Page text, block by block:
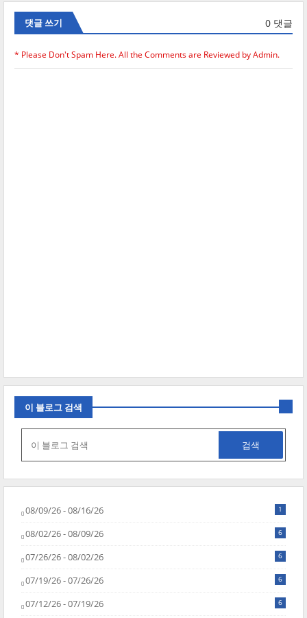
댓글 쓰기 0 댓글
* Please Don't Spam Here. All the Comments are Reviewed by Admin.
이 블로그 검색
08/09/26 - 08/16/26 1
08/02/26 - 08/09/26 6
07/26/26 - 08/02/26 6
07/19/26 - 07/26/26 6
07/12/26 - 07/19/26 6